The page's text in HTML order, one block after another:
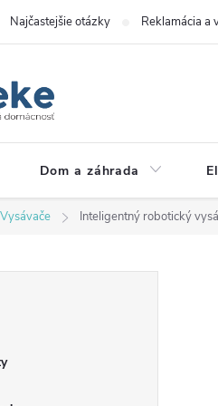
Najčastejšie otázky Reklamácia a
Dom a záhrada
Vysávače Inteligentný robotický